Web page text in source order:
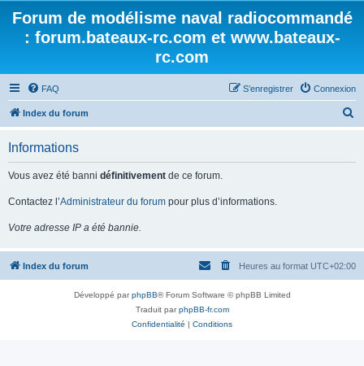
Forum de modélisme naval radiocommandé
: forum.bateaux-rc.com et www.bateaux-
rc.com
FAQ Connexion
S’enregistrer
Index du forum
e
Informations
Vous avez été banni définitivement de ce forum.
Contactez l’Administrateur du forum pour plus d’informations.
Votre adresse IP a été bannie.
Index du forum Heures au format UTC+02:00
Développé parphpBB® Forum Software © phpBB Limited
Traduit parphpBB-fr.com
Confidentialité | Conditions